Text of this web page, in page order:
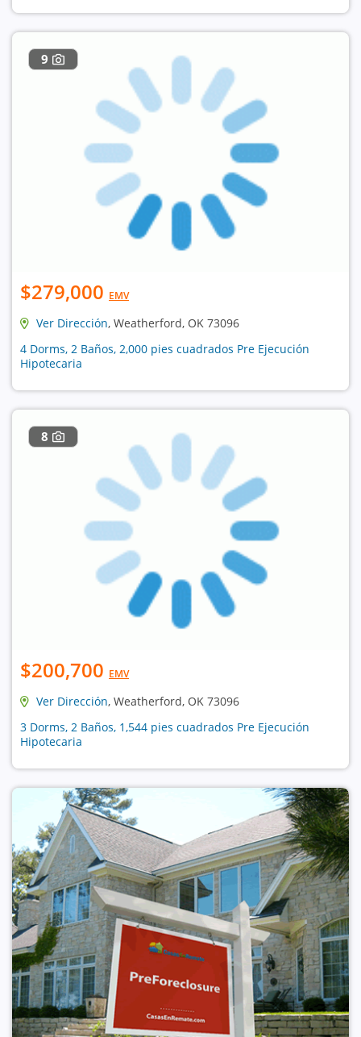
9
$279,000 EMV
Ver Dirección, Weatherford, OK 73096
4 Dorms, 2 Baños, 2,000 pies cuadrados Pre Ejecución
Hipotecaria
8
$200,700 EMV
Ver Dirección, Weatherford, OK 73096
3 Dorms, 2 Baños, 1,544 pies cuadrados Pre Ejecución
Hipotecaria